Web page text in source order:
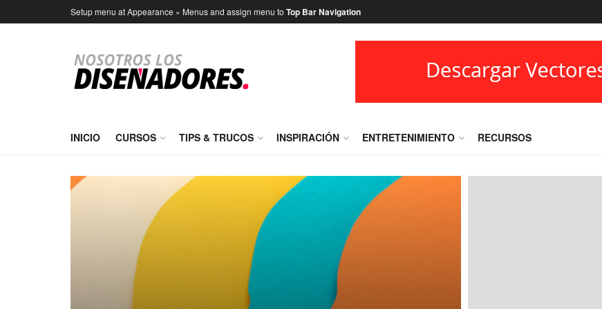
Setup menu at Appearance » Menus and assign menu to Top Bar Navigation
INICIO CURSOS TIPS & TRUCOS INSPIRACIÓN ENTRETENIMIENTO RECURSOS